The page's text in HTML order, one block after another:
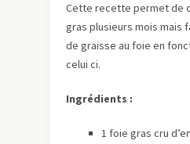
Cette recette permet de
gras plusieurs mois mais
de graisse au foie en
celui ci.
Ingrédients :
1 foie gras cru